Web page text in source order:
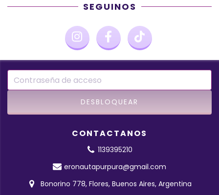
SEGUINOS
CONTACTANOS
1139395210
eronautapurpura@gmail.com
Bonorino 778, Flores, Buenos Aires, Argentina